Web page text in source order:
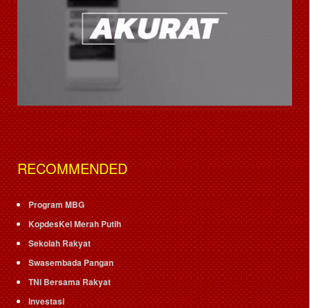
RECOMMENDED
Program MBG
KopdesKel Merah Putih
Sekolah Rakyat
Swasembada Pangan
TNI Bersama Rakyat
Investasi